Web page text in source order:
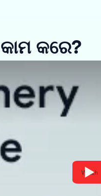
କରେ?
Watch